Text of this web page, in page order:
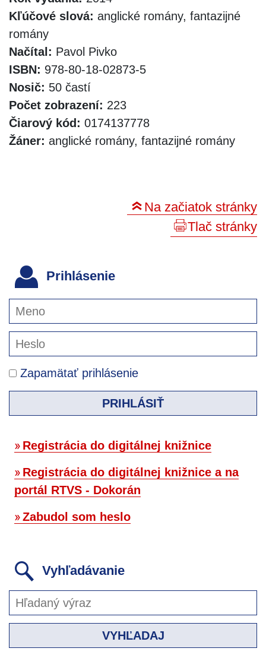
Kľúčové slová: anglické romány, fantazijné
romány
Načítal: Pavol Pivko
ISBN: 978-80-18-02873-5
Nosič: 50 častí
Počet zobrazení: 223
Čiarový kód: 0174137778
Žáner: anglické romány, fantazijné romány
Na začiatok stránky
Tlač stránky
Prihlásenie
Zapamätať prihlásenie
PRIHLÁSIŤ
Registrácia do digitálnej knižnice
Registrácia do digitálnej knižnice a na
portál RTVS - Dokorán
Zabudol som heslo
Vyhľadávanie
VYHĽADAJ